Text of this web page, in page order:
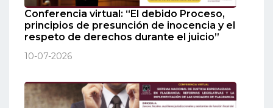
Conferencia virtual: “El debido Proceso,
principios de presunción de inocencia y el
respeto de derechos durante el juicio”
10-07-2026